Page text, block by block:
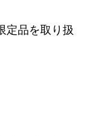
定品を取り扱